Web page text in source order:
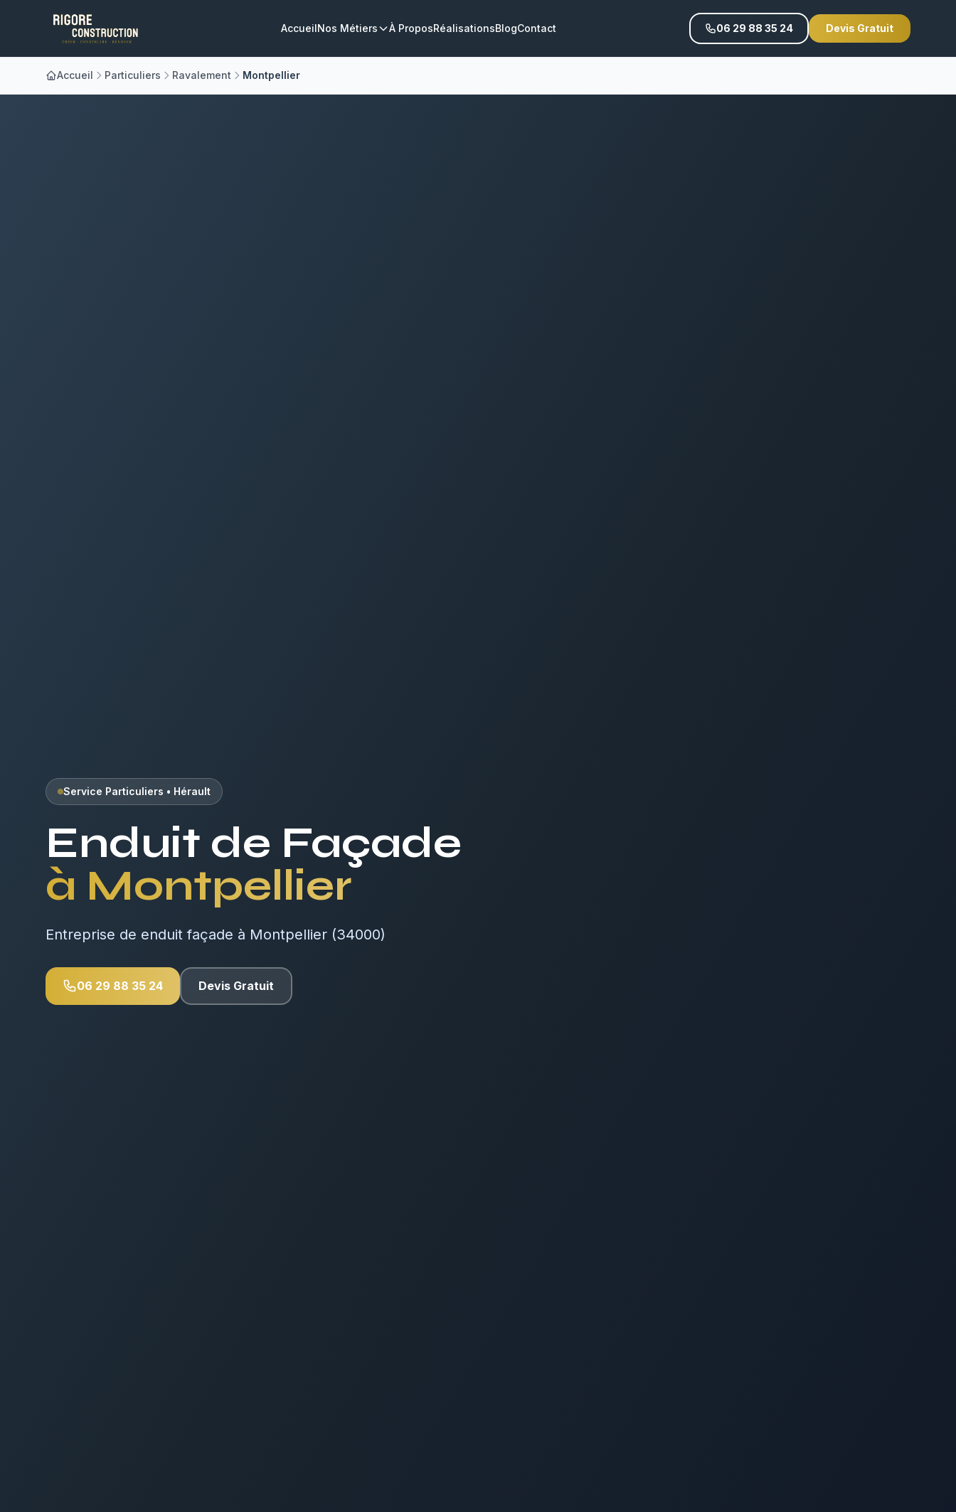
AccueilNos Métiers À ProposRéalisationsBlogContact 06 29 88 35 24 Devis Gratuit
Accueil Particuliers Ravalement Montpellier
Service Particuliers • Hérault
Enduit de Façade
à Montpellier
Entreprise de enduit façade à Montpellier (34000)
06 29 88 35 24 Devis Gratuit